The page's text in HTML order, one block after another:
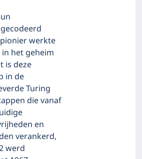
werkte
het geheim
is deze
in de
Turing
die vanaf
en
verankerd,
werd